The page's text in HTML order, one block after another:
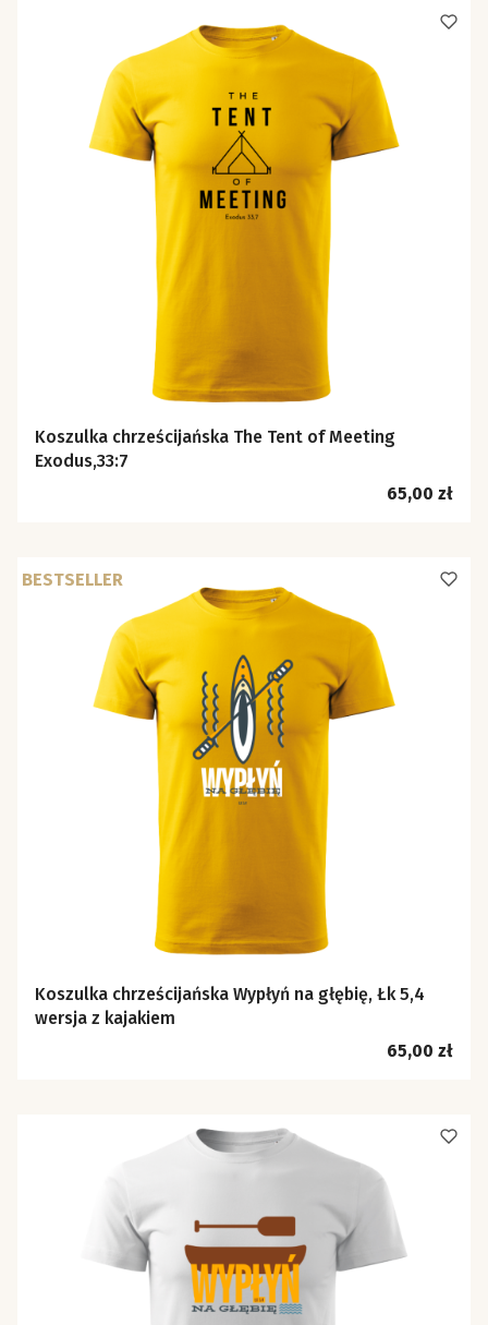
Koszulka chrześcijańska The Tent of Meeting
Exodus,33:7
Cena
65,00 zł
BESTSELLER
Koszulka chrześcijańska Wypłyń na głębię, Łk 5,4
wersja z kajakiem
Cena
65,00 zł